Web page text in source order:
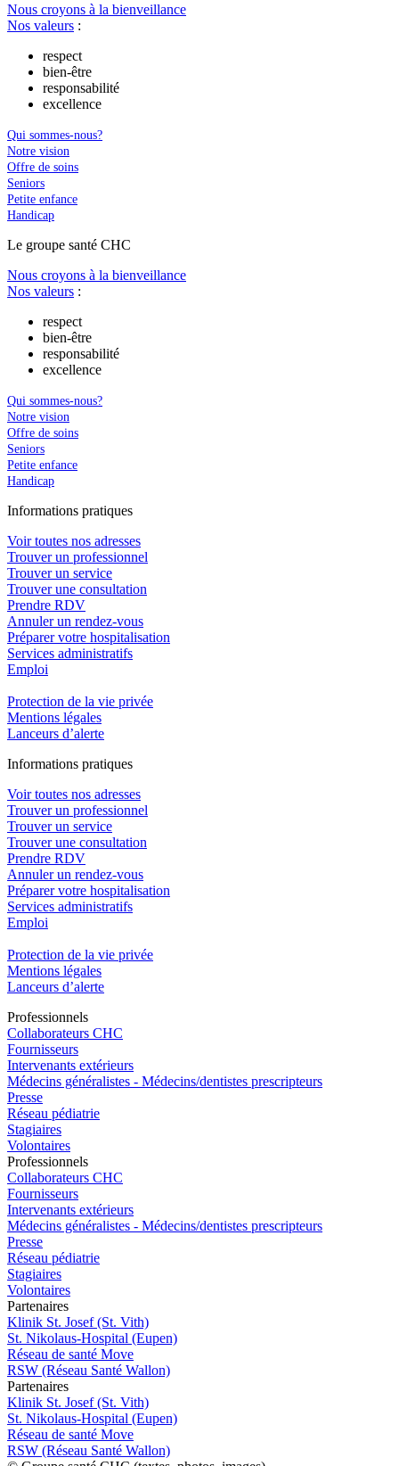
Nous croyons à la bienveillance
Nos valeurs :
respect
bien-être
responsabilité
excellence
Qui sommes-nous?
Notre vision
Offre de soins
Seniors
Petite enfance
Handicap
Le groupe santé CHC
Nous croyons à la bienveillance
Nos valeurs :
respect
bien-être
responsabilité
excellence
Qui sommes-nous?
Notre vision
Offre de soins
Seniors
Petite enfance
Handicap
Informations pratiques
Voir toutes nos adresses
Trouver un professionnel
Trouver un service
Trouver une consultation
Prendre RDV
Annuler un rendez-vous
Préparer votre hospitalisation
Services administratifs
Emploi​
Protection de la vie privée
Mentions légales
Lanceurs d’alerte
Informations pratiques
Voir toutes nos adresses
Trouver un professionnel
Trouver un service
Trouver une consultation
Prendre RDV
Annuler un rendez-vous
Préparer votre hospitalisation
Services administratifs
Emploi​
Protection de la vie privée
Mentions légales
Lanceurs d’alerte
Professionnels
Collaborateurs CHC
Fournisseurs
Intervenants extérieurs
Médecins généralistes - Médecins/dentistes prescripteurs
Presse
Réseau pédiatrie
Stagiaires
Volontaires
Professionnels
Collaborateurs CHC
Fournisseurs
Intervenants extérieurs
Médecins généralistes - Médecins/dentistes prescripteurs
Presse
Réseau pédiatrie
Stagiaires
Volontaires
Partenaires
Klinik St. Josef (St. Vith)
St. Nikolaus-Hospital (Eupen)
Réseau de santé Move
RSW (Réseau Santé Wallon)
Partenaires
Klinik St. Josef (St. Vith)
St. Nikolaus-Hospital (Eupen)
Réseau de santé Move
RSW (Réseau Santé Wallon)